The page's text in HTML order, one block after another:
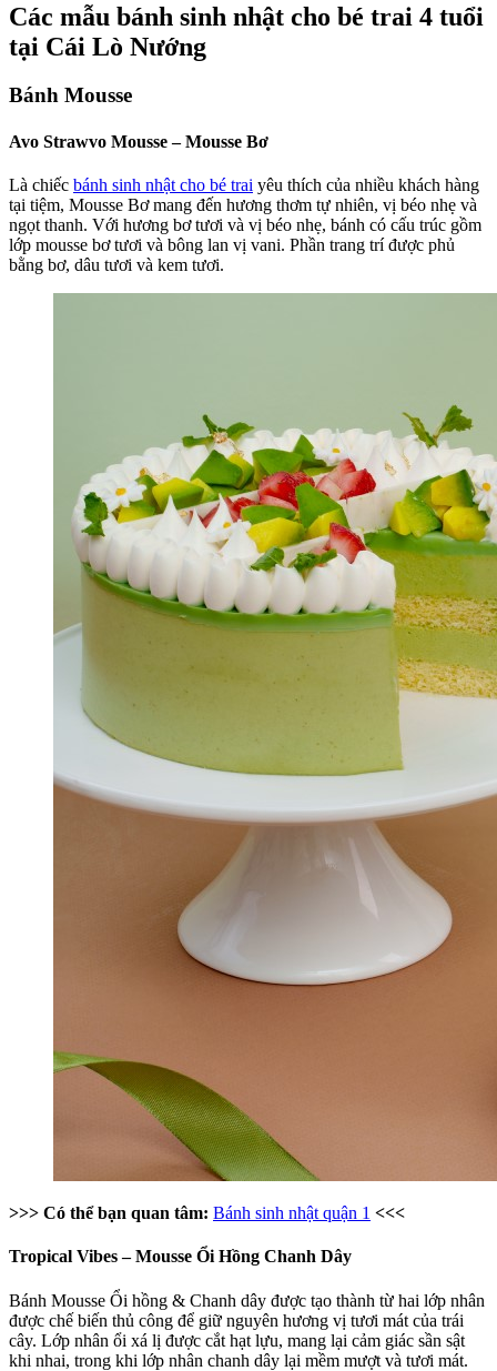
Các mẫu bánh sinh nhật cho bé trai 4 tuổi
tại Cái Lò Nướng
Bánh Mousse
Avo Strawvo Mousse – Mousse Bơ
Là chiếc bánh sinh nhật cho bé trai yêu thích của nhiều khách hàng
tại tiệm, Mousse Bơ mang đến hương thơm tự nhiên, vị béo nhẹ và
ngọt thanh. Với hương bơ tươi và vị béo nhẹ, bánh có cấu trúc gồm
lớp mousse bơ tươi và bông lan vị vani. Phần trang trí được phủ
bằng bơ, dâu tươi và kem tươi.
>>> Có thể bạn quan tâm: Bánh sinh nhật quận 1 <<<
Tropical Vibes – Mousse Ổi Hồng Chanh Dây
Bánh Mousse Ổi hồng & Chanh dây được tạo thành từ hai lớp nhân
được chế biến thủ công để giữ nguyên hương vị tươi mát của trái
cây. Lớp nhân ổi xá lị được cắt hạt lựu, mang lại cảm giác sần sật
khi nhai, trong khi lớp nhân chanh dây lại mềm mượt và tươi mát.